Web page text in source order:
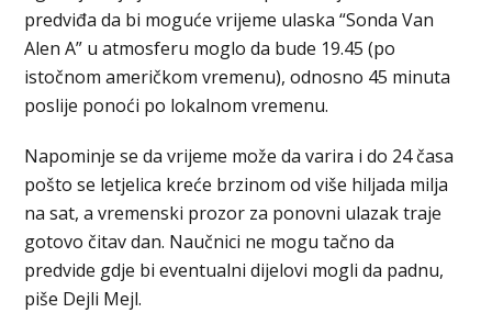
predviđa da bi moguće vrijeme ulaska “Sonda Van
Alen A” u atmosferu moglo da bude 19.45 (po
istočnom američkom vremenu), odnosno 45 minuta
poslije ponoći po lokalnom vremenu.
Napominje se da vrijeme može da varira i do 24 časa
pošto se letjelica kreće brzinom od više hiljada milja
na sat, a vremenski prozor za ponovni ulazak traje
gotovo čitav dan. Naučnici ne mogu tačno da
predvide gdje bi eventualni dijelovi mogli da padnu,
piše Dejli Mejl.